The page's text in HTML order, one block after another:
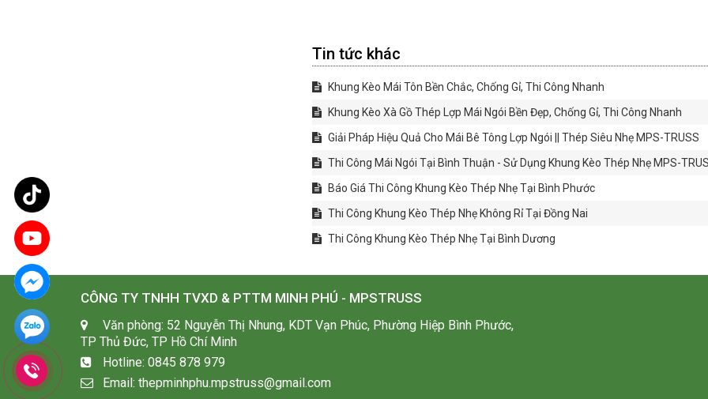
Tin tức khác
Khung Kèo Mái Tôn Bền Chắc, Chống Gỉ, Thi Công Nhanh
Khung Kèo Xà Gồ Thép Lợp Mái Ngói Bền Đẹp, Chống Gỉ, Thi Công Nhanh
Giải Pháp Hiệu Quả Cho Mái Bê Tông Lợp Ngói || Thép Siêu Nhẹ MPS-TRUSS
Thi Công Mái Ngói Tại Bình Thuận - Sử Dụng Khung Kèo Thép Nhẹ MPS-
Báo Giá Thi Công Khung Kèo Thép Nhẹ Tại Bình Phước
Thi Công Khung Kèo Thép Nhẹ Không Rỉ Tại Đồng Nai
Thi Công Khung Kèo Thép Nhẹ Tại Bình Dương
CÔNG TY TNHH TVXD & PTTM MINH PHÚ - MPSTRUSS
Văn phòng: 52 Nguyễn Thị Nhung, KDT Vạn Phúc, Phường Hiệp Bình Phước,
TP Thủ Đức, TP Hồ Chí Minh
Hotline: 0845 878 979
Email: thepminhphu.mpstruss@gmail.com